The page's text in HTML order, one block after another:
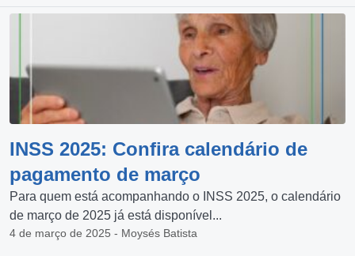
INSS 2025: Confira calendário de
pagamento de março
Para quem está acompanhando o INSS 2025, o calendário
de março de 2025 já está disponível...
4 de março de 2025 - Moysés Batista